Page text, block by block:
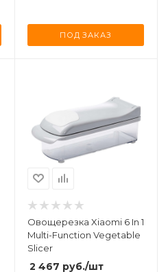
ПОД ЗАКАЗ
Овощерезка Xiaomi 6 In 1
Multi-Function Vegetable
Slicer
2 467 руб./шт